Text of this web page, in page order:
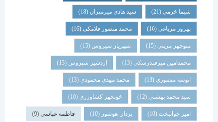
شیما خرمی(21) سید هادی میرمیران(18)
بهروز مرباغی (16) محمد منصور فلامکی (16)
منوچهر مزینی(15) شهریار سیروس(15)
محمدامین میرفندرسکی(13) اردشیر سیروس(13)
انوشه منصوری(13) محمد مهدی محمودی(13)
سید محمد بهشتی(12) خوبچهر کشاورزی(10)
امیر جوانبخت(10) یزدان هوشور(10) فاطمه عباسی(9)